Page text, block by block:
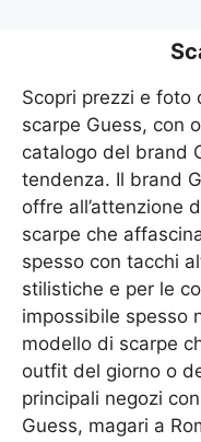
Scopri prezzi e foto
scarpe Guess, con
catalogo del brand
tendenza. Il brand
offre all’attenzione
scarpe che
spesso con tacchi
stilistiche e per le
impossibile spesso
modello di scarpe
outfit del giorno o
principali negozi
Guess, magari a